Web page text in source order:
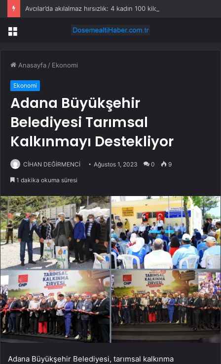
Menü
Anasayfa / Ekonomi
Ekonomi
Adana Büyükşehir
Belediyesi Tarımsal
Kalkınmayı Destekliyor
CİHAN DEĞİRMENCİ Ağustos 1, 2023 0 9
1 dakika okuma süresi
Adana Büyükşehir Belediyesi, tarımsal kalkınma